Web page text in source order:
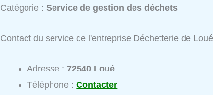
Catégorie :Service de gestion des déchets
Contact du service de l'entreprise Déchetterie de Loué
Adresse :72540 Loué
Téléphone :Contacter